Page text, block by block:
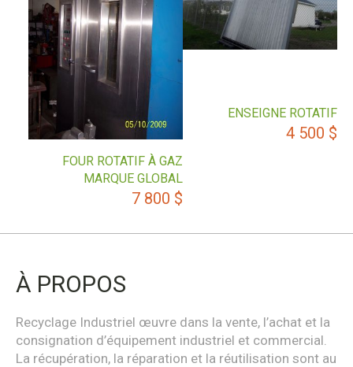
ENSEIGNE ROTATIF
4 500 $
FOUR ROTATIF À GAZ
MARQUE GLOBAL
7 800 $
À PROPOS
Recyclage Industriel œuvre dans la vente, l’achat et la
consignation d’équipement industriel et commercial.
La récupération, la réparation et la réutilisation sont au